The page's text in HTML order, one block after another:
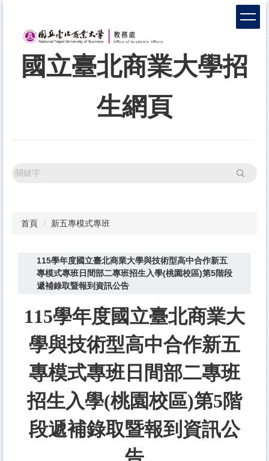
國立臺北商業大學招
生網頁
搜尋
首頁 新五專模式專班
115學年度國立臺北商業大學與技術型高中合作新五
專模式專班日間部二專班招生入學(桃園校區)第5階段
遞補錄取暨報到資訊公告
115學年度國立臺北商業大
學與技術型高中合作新五
專模式專班日間部二專班
招生入學(桃園校區)第5階
段遞補錄取暨報到資訊公